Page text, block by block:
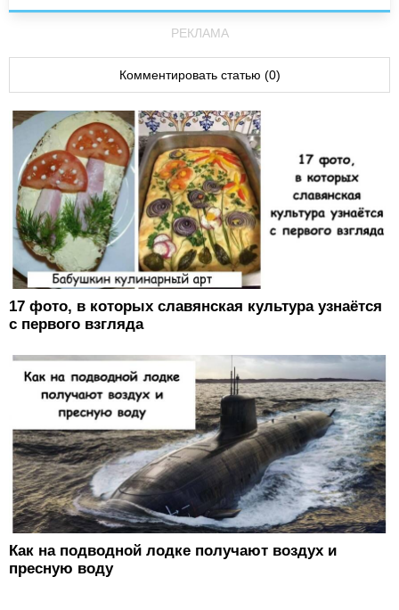
РЕКЛАМА
Комментировать статью (0)
17 фото, в которых славянская культура узнаётся
с первого взгляда
Как на подводной лодке получают воздух и
пресную воду